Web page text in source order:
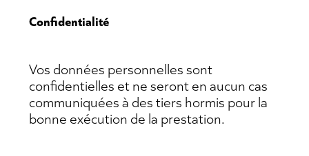
Confidentialité
Vos données personnelles sont
confidentielles et ne seront en aucun cas
communiquées à des tiers hormis pour la
bonne exécution de la prestation.